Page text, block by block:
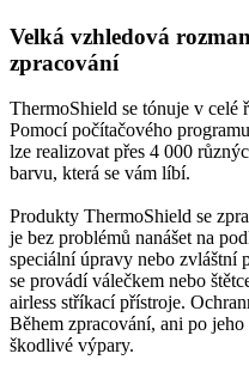
Velká vzhledová
zpracování
ThermoShield se tónuje v celé
Pomocí počítačového
lze realizovat přes 4 000
barvu, která se vám líbí.
Produkty ThermoShield se
je bez problémů nanášet na
speciální úpravy nebo zvláštní
se provádí válečkem nebo
airless stříkací přístroje.
Během zpracování, ani po
škodlivé výpary.